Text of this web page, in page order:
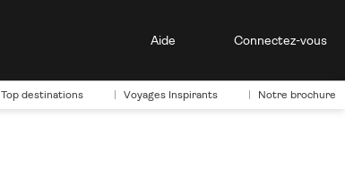
Aide Connectez-vous
Top destinations Voyages Inspirants Notre brochure